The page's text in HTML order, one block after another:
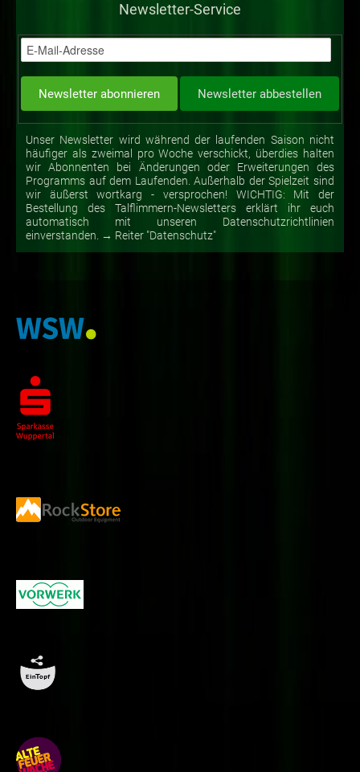
Newsletter-Service
Unser Newsletter wird während der laufenden Saison nicht
häufiger als zweimal pro Woche verschickt, überdies halten
wir Abonnenten bei Änderungen oder Erweiterungen des
Programms auf dem Laufenden. Außerhalb der Spielzeit sind
wir äußerst wortkarg - versprochen! WICHTIG: Mit der
Bestellung des Talflimmern-Newsletters erklärt ihr euch
automatisch mit unseren Datenschutzrichtlinien
einverstanden. → Reiter "Datenschutz"